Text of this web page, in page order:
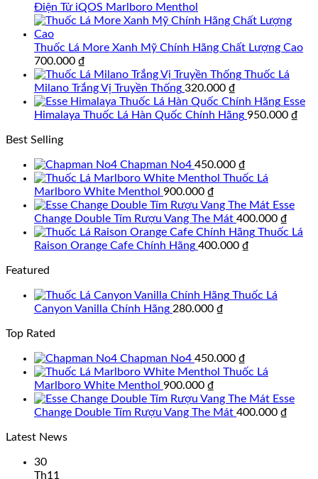
Điện Tử iQOS Marlboro Menthol
Thuốc Lá More Xanh Mỹ Chính Hãng Chất Lượng Cao
700.000 ₫
Thuốc Lá
Milano Trắng Vị Truyền Thống 320.000 ₫
Esse
Himalaya Thuốc Lá Hàn Quốc Chính Hãng 950.000 ₫
Best Selling
Chapman No4 450.000 ₫
Thuốc Lá
Marlboro White Menthol 900.000 ₫
Esse
Change Double Tím Rượu Vang The Mát 400.000 ₫
Thuốc Lá
Raison Orange Cafe Chính Hãng 400.000 ₫
Featured
Thuốc Lá
Canyon Vanilla Chính Hãng 280.000 ₫
Top Rated
Chapman No4 450.000 ₫
Thuốc Lá
Marlboro White Menthol 900.000 ₫
Esse
Change Double Tím Rượu Vang The Mát 400.000 ₫
Latest News
30
Th11